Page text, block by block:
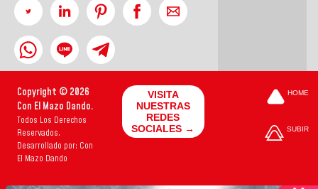
Copyright © 2026
Con El Mazo Dando.
Todos Los Derechos
Reservados.
Desarrollado por: Con
El Mazo Dando
VISITA
NUESTRAS
REDES
SOCIALES →
HOME
SUBIR